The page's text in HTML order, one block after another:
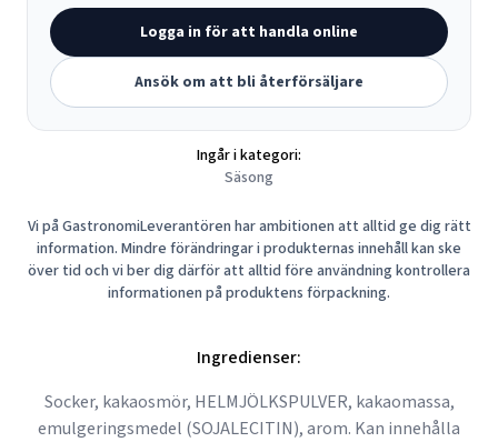
Logga in för att handla online
Ansök om att bli återförsäljare
Ingår i kategori:
Säsong
Vi på GastronomiLeverantören har ambitionen att alltid ge dig rätt
information. Mindre förändringar i produkternas innehåll kan ske
över tid och vi ber dig därför att alltid före användning kontrollera
informationen på produktens förpackning.
Ingredienser:
Socker, kakaosmör, HELMJÖLKSPULVER, kakaomassa,
emulgeringsmedel (SOJALECITIN), arom. Kan innehålla